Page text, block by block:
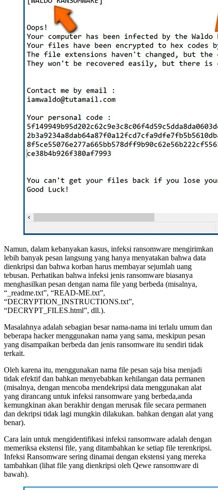
Namun, dalam kebanyakan kasus, infeksi ransomware mengirimkan
lebih banyak pesan langsung yang hanya menyatakan bahwa data
dienkripsi dan bahwa korban harus membayar sejumlah uang
tebusan. Perhatikan bahwa infeksi jenis ransomware biasanya
menghasilkan pesan dengan nama file yang berbeda (misalnya,
“_readme.txt”, “READ-ME.txt”,
“DECRYPTION_INSTRUCTIONS.txt”,
“DECRYPT_FILES.html”, dll.).
Masalahnya adalah sebagian besar nama-nama ini terlalu umum dan
beberapa hacker menggunakan nama yang sama, meskipun pesan
yang disampaikan berbeda dan jenis ransomware itu sendiri tidak
terkait.
Oleh karena itu, menggunakan nama file pesan saja bisa menjadi
tidak efektif dan bahkan menyebabkan kehilangan data permanen
(misalnya, dengan mencoba mendekripsi data menggunakan alat
yang dirancang untuk infeksi ransomware yang berbeda,anda
kemungkinan akan berakhir dengan merusak file secara permanen
dan dekripsi tidak lagi mungkin dilakukan. bahkan dengan alat yang
benar).
Cara lain untuk mengidentifikasi infeksi ransomware adalah dengan
memeriksa ekstensi file, yang ditambahkan ke setiap file terenkripsi.
Infeksi Ransomware sering dinamai dengan ekstensi yang mereka
tambahkan (lihat file yang dienkripsi oleh Qewe ransomware di
bawah).